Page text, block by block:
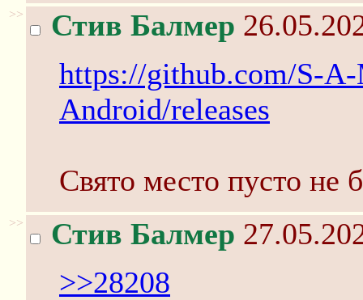
>> Стив Балмер
https://github.com/S-
Android/releases
Свято место пусто не
>> Стив Балмер
>>28208